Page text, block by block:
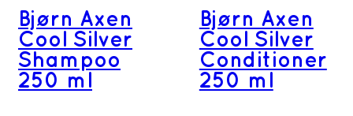
Bjørn Axen
Cool Silver
Shampoo
250 ml
Bjørn Axen
Cool Silver
Conditioner
250 ml